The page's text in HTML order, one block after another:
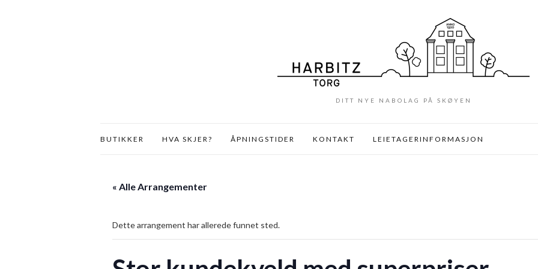
DITT NYE NABOLAG PÅ SKØYEN
BUTIKKER HVA SKJER? ÅPNINGSTIDER KONTAKT LEIETAGERINFORMASJON
« Alle Arrangementer
Dette arrangement har allerede funnet sted.